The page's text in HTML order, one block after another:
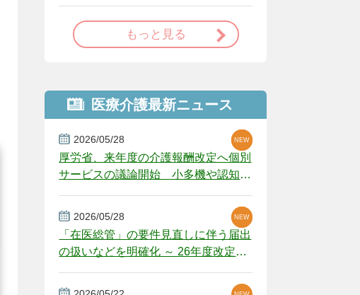
もっと見る
医療介護最新ニュース
2026/05/28
厚労省、来年度の介護報酬改定へ個別
サービスの議論開始 小多機や認知症
NEW
NEW
NEW
2026/05/28
「在医総管」の要件見直しに伴う届出
の扱いなどを明確化 ～ 26年度改定疑
NEW
NEW